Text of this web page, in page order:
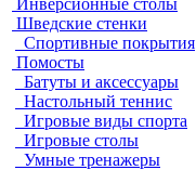
Инверсионные столы
Шведские стенки
Спортивные покрытия
Помосты
Батуты и аксессуары
Настольный теннис
Игровые виды спорта
Игровые столы
Умные тренажеры